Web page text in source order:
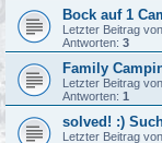
Bock auf 1
Letzter Beitrag von
Antworten: 3
Family
Letzter Beitrag von
Antworten: 1
solved! :)
Letzter Beitrag von